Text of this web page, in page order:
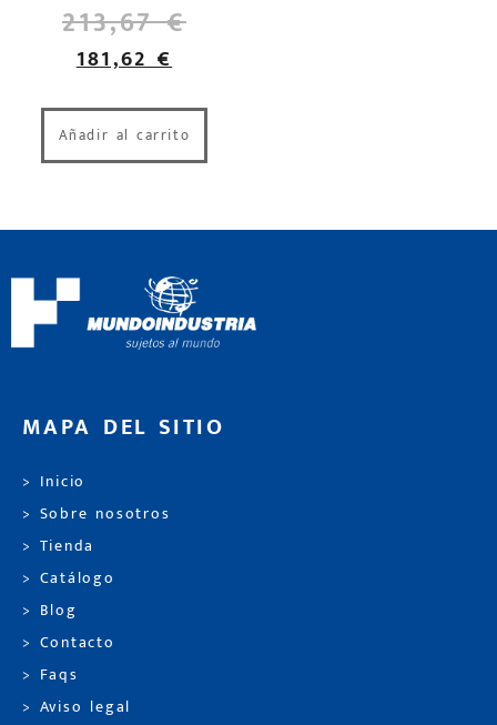
213,67€
181,62€
Añadir al carrito
MAPA DEL SITIO
> Inicio
> Sobre nosotros
> Tienda
> Catálogo
> Blog
> Contacto
> Faqs
> Aviso legal